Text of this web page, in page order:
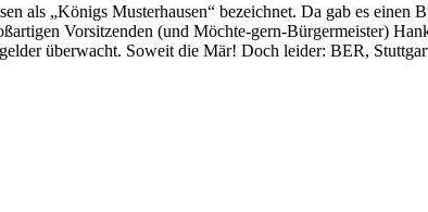
als „Königs Musterhausen“ bezeichnet. Da gab es einen
Vorsitzenden (und Möchte-gern-Bürgermeister)
überwacht. Soweit die Mär! Doch leider: BER,